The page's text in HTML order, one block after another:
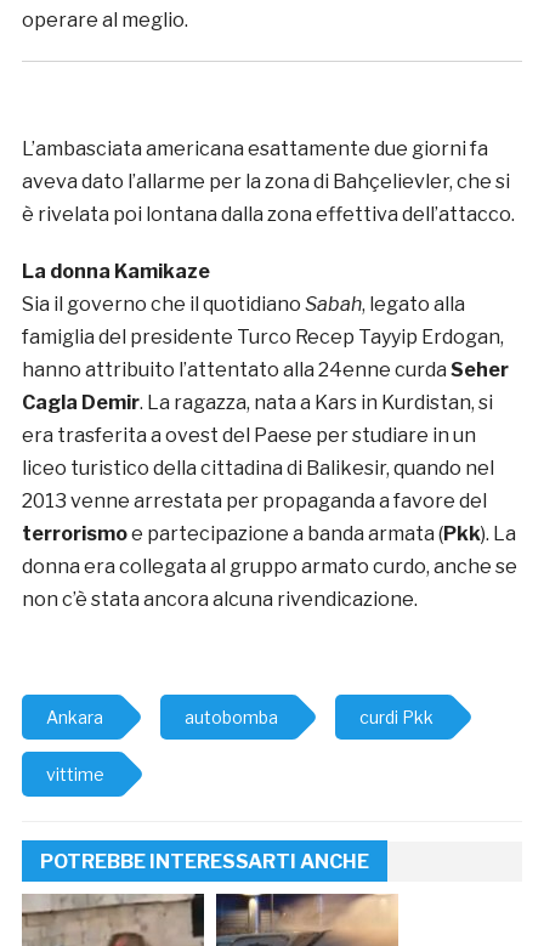
operare al meglio.
L’ambasciata americana esattamente due giorni fa
aveva dato l’allarme per la zona di Bahçelievler, che si
è rivelata poi lontana dalla zona effettiva dell’attacco.
La donna Kamikaze
Sia il governo che il quotidiano Sabah, legato alla
famiglia del presidente Turco Recep Tayyip Erdogan,
hanno attribuito l’attentato alla 24enne curda Seher
Cagla Demir. La ragazza, nata a Kars in Kurdistan, si
era trasferita a ovest del Paese per studiare in un
liceo turistico della cittadina di Balikesir, quando nel
2013 venne arrestata per propaganda a favore del
terrorismoe partecipazione a banda armata (Pkk). La
donna era collegata al gruppo armato curdo, anche se
non c’è stata ancora alcuna rivendicazione.
Ankara autobomba curdi Pkk
vittime
POTREBBE INTERESSARTI ANCHE